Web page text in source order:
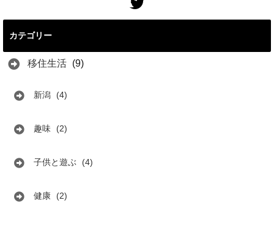
カテゴリー
移住生活 (9)
新潟 (4)
趣味 (2)
子供と遊ぶ (4)
健康 (2)